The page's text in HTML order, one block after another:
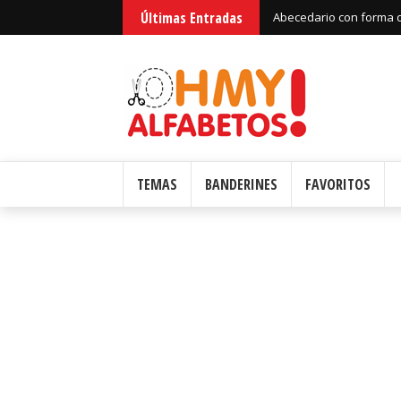
Últimas Entradas Abecedario con forma
TEMAS BANDERINES FAVORITOS